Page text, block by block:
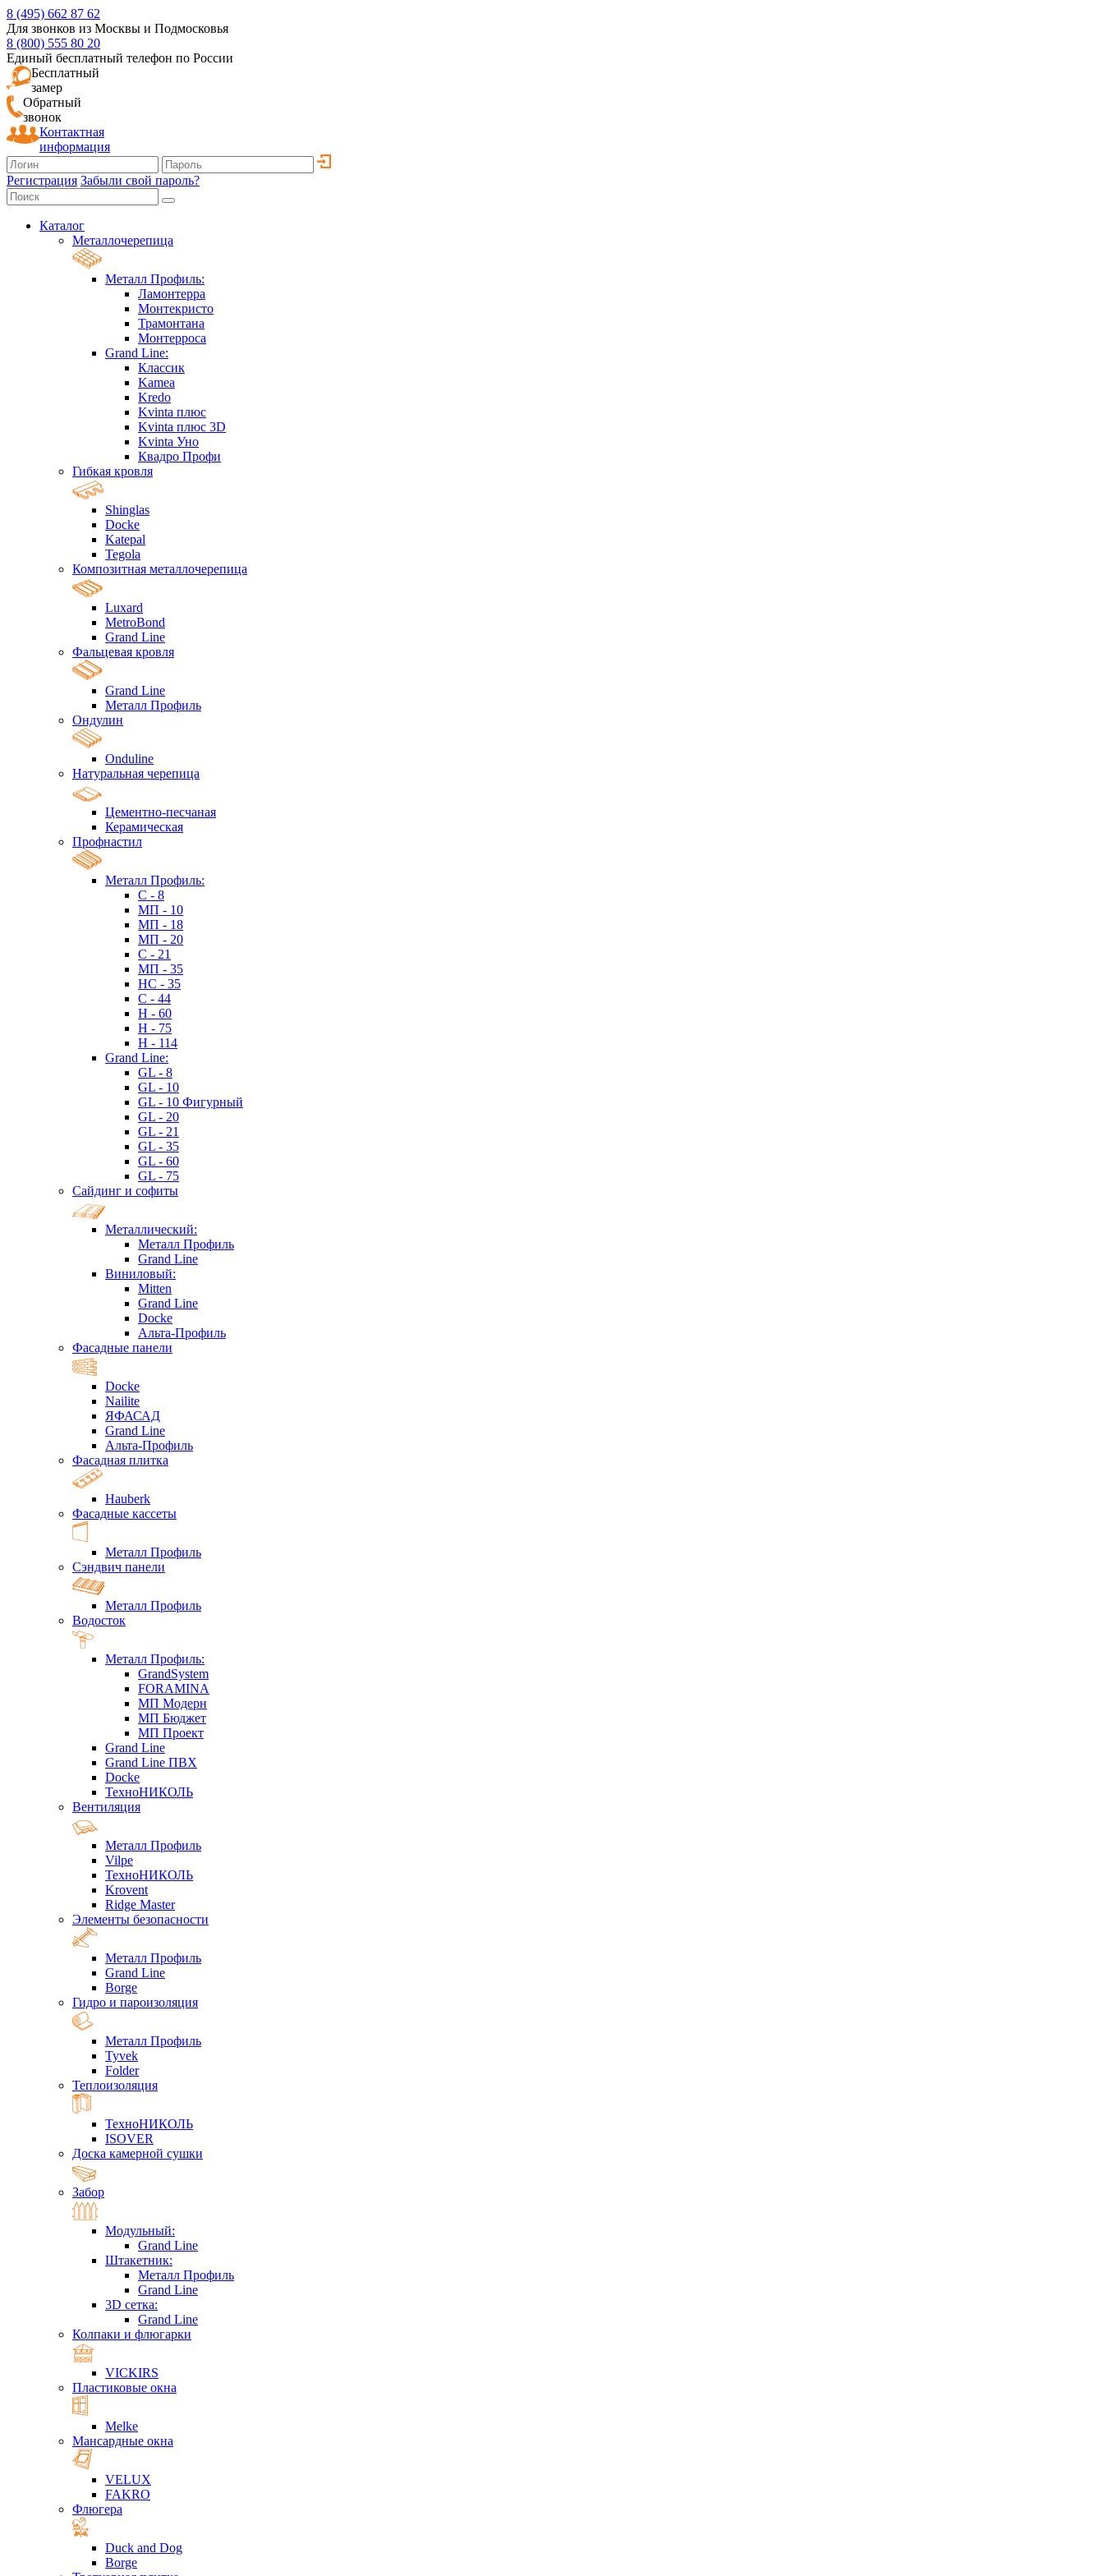
8 (495) 662 87 62
Для звонков из Москвы и Подмосковья
8 (800) 555 80 20
Единый бесплатный телефон по России
Бесплатный
замер
Обратный
звонок
Контактная
информация
Регистрация Забыли свой пароль?
Каталог
Металлочерепица
Металл Профиль:
Ламонтерра
Монтекристо
Трамонтана
Монтерроса
Grand Line:
Классик
Kamea
Kredo
Kvinta плюс
Kvinta плюс 3D
Kvinta Уно
Квадро Профи
Гибкая кровля
Shinglas
Docke
Katepal
Tegola
Композитная металлочерепица
Luxard
MetroBond
Grand Line
Фальцевая кровля
Grand Line
Металл Профиль
Ондулин
Onduline
Натуральная черепица
Цементно-песчаная
Керамическая
Профнастил
Металл Профиль:
C - 8
МП - 10
МП - 18
МП - 20
C - 21
МП - 35
HC - 35
C - 44
H - 60
H - 75
H - 114
Grand Line:
GL - 8
GL - 10
GL - 10 Фигурный
GL - 20
GL - 21
GL - 35
GL - 60
GL - 75
Сайдинг и софиты
Металлический:
Металл Профиль
Grand Line
Виниловый:
Mitten
Grand Line
Docke
Альта-Профиль
Фасадные панели
Docke
Nailite
ЯФАСАД
Grand Line
Альта-Профиль
Фасадная плитка
Hauberk
Фасадные кассеты
Металл Профиль
Сэндвич панели
Металл Профиль
Водосток
Металл Профиль:
GrandSystem
FORAMINA
МП Модерн
МП Бюджет
МП Проект
Grand Line
Grand Line ПВХ
Docke
ТехноНИКОЛЬ
Вентиляция
Металл Профиль
Vilpe
ТехноНИКОЛЬ
Krovent
Ridge Master
Элементы безопасности
Металл Профиль
Grand Line
Borge
Гидро и пароизоляция
Металл Профиль
Tyvek
Folder
Теплоизоляция
ТехноНИКОЛЬ
ISOVER
Доска камерной сушки
Забор
Модульный:
Grand Line
Штакетник:
Металл Профиль
Grand Line
3D сетка:
Grand Line
Колпаки и флюгарки
VICKIRS
Пластиковые окна
Melke
Мансардные окна
VELUX
FAKRO
Флюгера
Duck and Dog
Borge